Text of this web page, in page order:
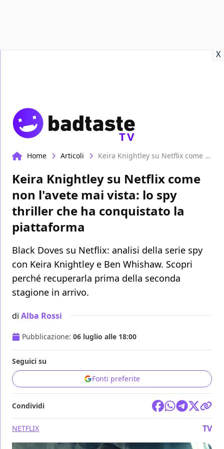
X
TV
Home Articoli Keira Knightley su Netflix come non l'avete mai vista: lo spy thriller che ha conquistato la piattaforma
Keira Knightley su Netflix come
non l'avete mai vista: lo spy
thriller che ha conquistato la
piattaforma
Black Doves su Netflix: analisi della serie spy
con Keira Knightley e Ben Whishaw. Scopri
perché recuperarla prima della seconda
stagione in arrivo.
di Alba Rossi
Pubblicazione: 06 luglio alle 18:00
Seguici su
Fonti preferite
Condividi
NETFLIX TV